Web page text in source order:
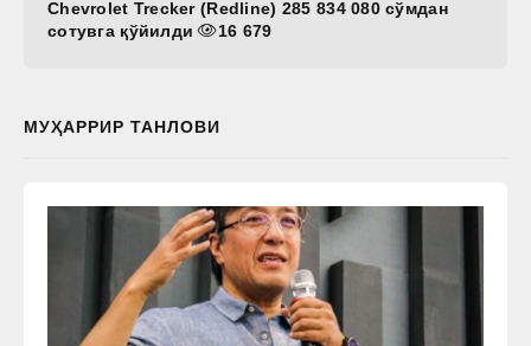
Chevrolet Trecker (Redline) 285 834 080 сўмдан
сотувга қўйилди
16 679
МУҲАРРИР ТАНЛОВИ